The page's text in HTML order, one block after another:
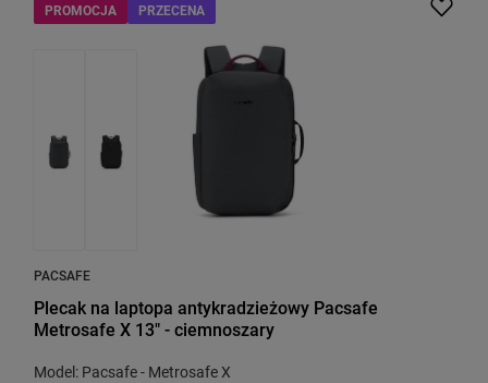
PROMOCJA PRZECENA
PACSAFE
Plecak na laptopa antykradzieżowy Pacsafe
Metrosafe X 13" - ciemnoszary
Model: Pacsafe - Metrosafe X